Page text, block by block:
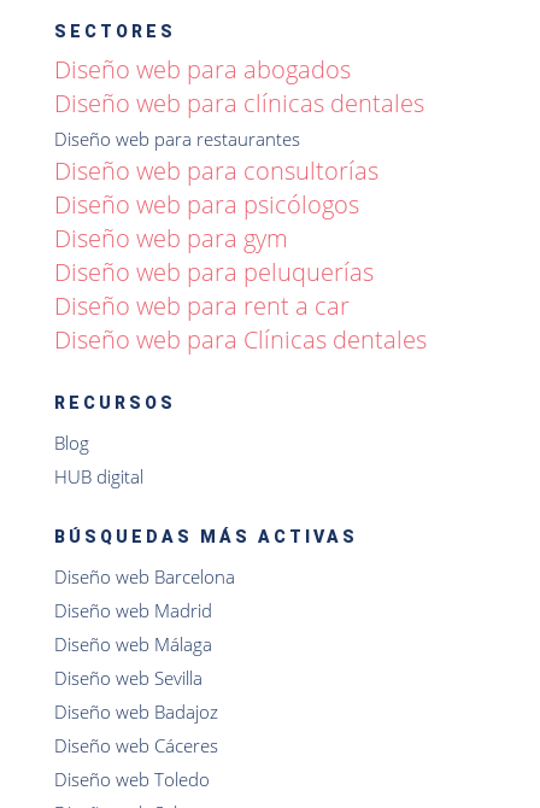
SECTORES
Diseño web para abogados
Diseño web para clínicas dentales
Diseño web para restaurantes
Diseño web para consultorías
Diseño web para psicólogos
Diseño web para gym
Diseño web para peluquerías
Diseño web para rent a car
Diseño web para Clínicas dentales
RECURSOS
Blog
HUB digital
BÚSQUEDAS MÁS ACTIVAS
Diseño web Barcelona
Diseño web Madrid
Diseño web Málaga
Diseño web Sevilla
Diseño web Badajoz
Diseño web Cáceres
Diseño web Toledo